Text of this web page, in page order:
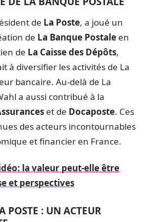
de La Poste, a joué un
de La Banque Postale en
de La Caisse des Dépôts,
à diversifier les activités de La
bancaire. Au-delà de La
a aussi contribué à la
et de Docaposte. Ces
des acteurs incontournables
et financier en France.
la valeur peut-elle être
et perspectives
POSTE : UN ACTEUR